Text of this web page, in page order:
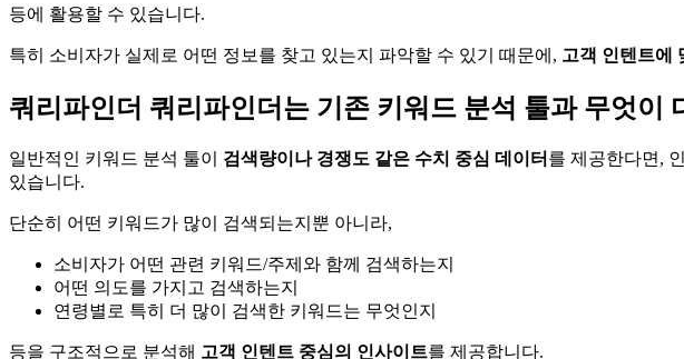
등에 활용할 수 있습니다.
특히 소비자가 실제로 어떤 정보를 찾고 있는지 파악할 수 있기 때문에, 고객 인텐트에
쿼리파인더 쿼리파인더는 기존 키워드 분석 툴과 무엇이
일반적인 키워드 분석 툴이 검색량이나 경쟁도 같은 수치 중심 데이터 를 제공한다면,
있습니다.
단순히 어떤 키워드가 많이 검색되는지뿐 아니라,
소비자가 어떤 관련 키워드/주제와 함께 검색하는지
어떤 의도를 가지고 검색하는지
연령별로 특히 더 많이 검색한 키워드는 무엇인지
등을 구조적으로 분석해 고객 인텐트 중심의 인사이트를 제공합니다.